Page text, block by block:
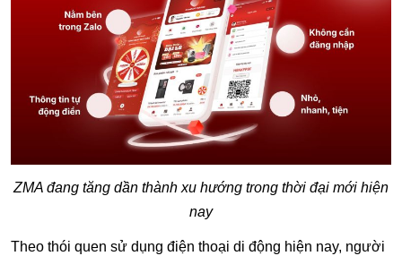
ZMA đang tăng dần thành xu hướng trong thời đại mới hiện
nay
Theo thói quen sử dụng điện thoại di động hiện nay, người